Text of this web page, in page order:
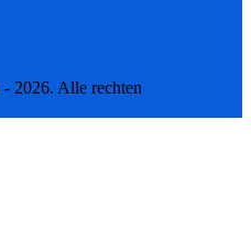
2026. Alle rechten